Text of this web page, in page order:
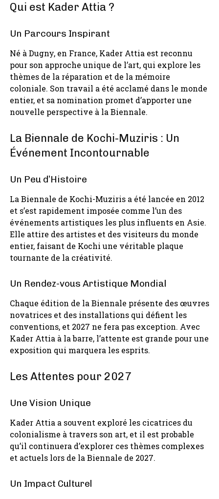
Qui est Kader Attia ?
Un Parcours Inspirant
Né à Dugny, en France, Kader Attia est reconnu
pour son approche unique de l’art, qui explore les
thèmes de la réparation et de la mémoire
coloniale. Son travail a été acclamé dans le monde
entier, et sa nomination promet d’apporter une
nouvelle perspective à la Biennale.
La Biennale de Kochi-Muziris : Un
Événement Incontournable
Un Peu d’Histoire
La Biennale de Kochi-Muziris a été lancée en 2012
et s’est rapidement imposée comme l’un des
événements artistiques les plus influents en Asie.
Elle attire des artistes et des visiteurs du monde
entier, faisant de Kochi une véritable plaque
tournante de la créativité.
Un Rendez-vous Artistique Mondial
Chaque édition de la Biennale présente des œuvres
novatrices et des installations qui défient les
conventions, et 2027 ne fera pas exception. Avec
Kader Attia à la barre, l’attente est grande pour une
exposition qui marquera les esprits.
Les Attentes pour 2027
Une Vision Unique
Kader Attia a souvent exploré les cicatrices du
colonialisme à travers son art, et il est probable
qu’il continuera d’explorer ces thèmes complexes
et actuels lors de la Biennale de 2027.
Un Impact Culturel